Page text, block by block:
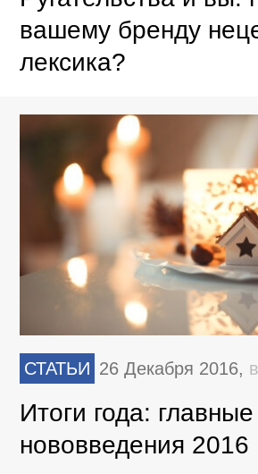
вашему бренду
лексика?
СТАТЬИ 26 Декабря 2016,
Итоги года: главные
нововведения 2016